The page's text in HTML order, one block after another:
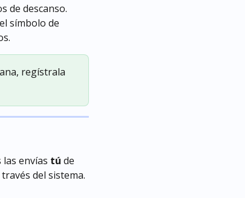
de descanso.
símbolo de
regístrala
envías tú de
del sistema.